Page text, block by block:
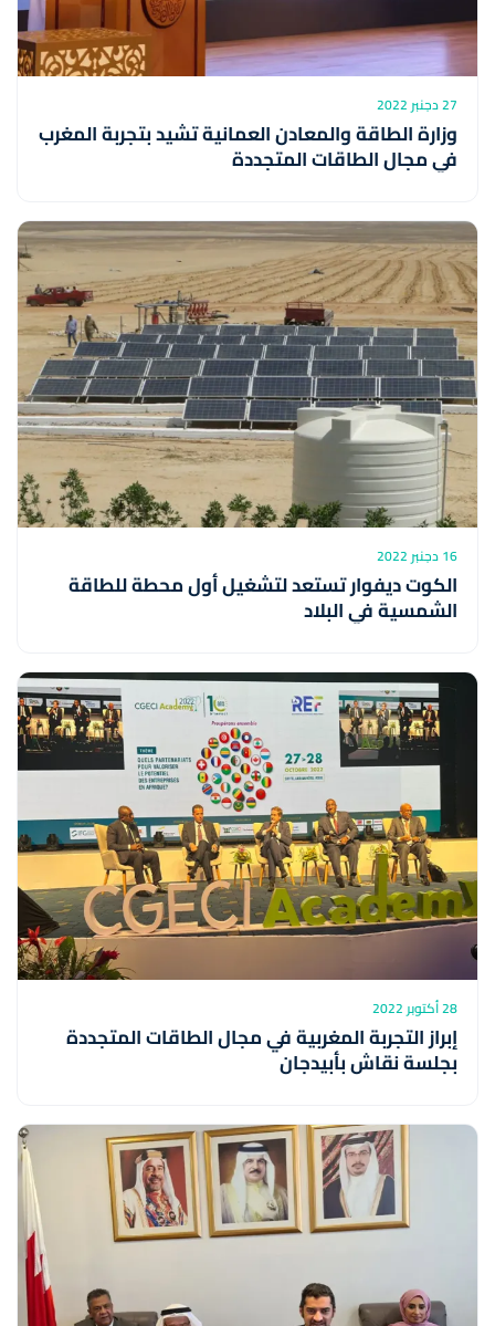
27 دجنبر 2022
وزارة الطاقة والمعادن العمانية تشيد بتجربة المغرب
في مجال الطاقات المتجددة
16 دجنبر 2022
الكوت ديفوار تستعد لتشغيل أول محطة للطاقة
الشمسية في البلاد
28 أكتوبر 2022
إبراز التجربة المغربية في مجال الطاقات المتجددة
بجلسة نقاش بأبيدجان